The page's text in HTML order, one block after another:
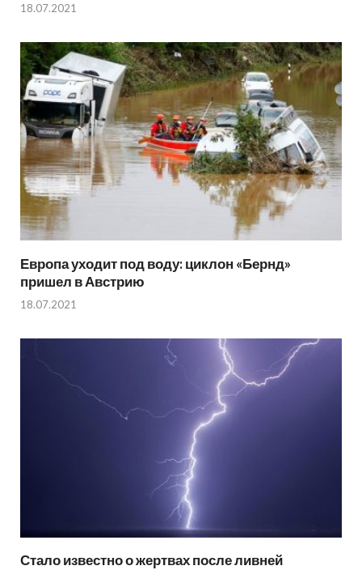
18.07.2021
Европа уходит под воду: циклон «Бернд»
пришел в Австрию
18.07.2021
Стало известно о жертвах после ливней